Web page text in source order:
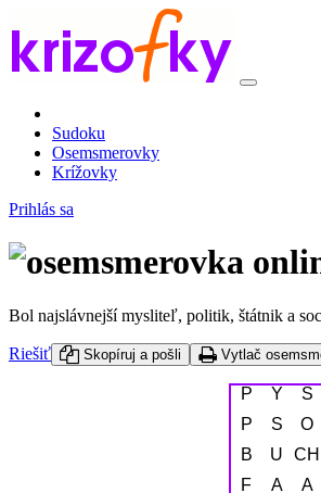
Sudoku
Osemsmerovky
Krížovky
Prihlás sa
Bol najslávnejší mysliteľ, politik, štátnik a
Riešiť Skopíruj a pošli Vytlač
P Y S
P
S O
B
U CH
F
A A